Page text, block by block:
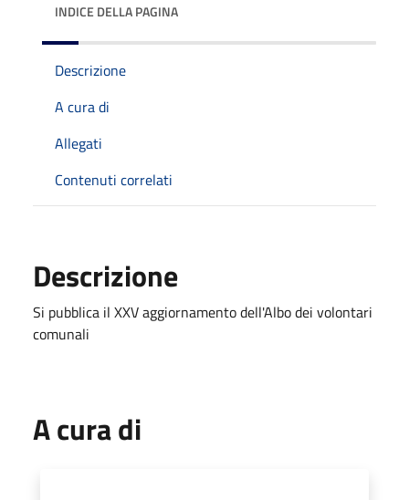
INDICE DELLA PAGINA
Descrizione
A cura di
Allegati
Contenuti correlati
Descrizione
Si pubblica il XXV aggiornamento dell'Albo dei volontari
comunali
A cura di